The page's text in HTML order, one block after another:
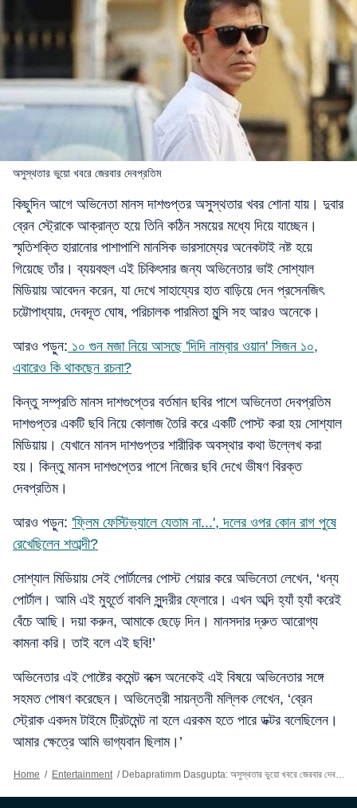
অসুস্থতার ভুয়ো খবরে জেরবার দেবপ্রতিম
কিছুদিন আগে অভিনেতা মানস দাশগুপ্তর অসুস্থতার খবর শোনা যায়। দুবার
ব্রেন স্ট্রোকে আক্রান্ত হয়ে তিনি কঠিন সময়ের মধ্যে দিয়ে যাচ্ছেন।
স্মৃতিশক্তি হারানোর পাশাপাশি মানসিক ভারসাম্যের অনেকটাই নষ্ট হয়ে
গিয়েছে তাঁর। ব্যয়বহুল এই চিকিৎসার জন্য অভিনেতার ভাই সোশ্যাল
মিডিয়ায় আবেদন করেন, যা দেখে সাহায্যের হাত বাড়িয়ে দেন প্রসেনজিৎ
চট্টোপাধ্যায়, দেবদূত ঘোষ, পরিচালক পারমিতা মুন্সি সহ আরও অনেকে।
আরও পড়ুন: ১০ গুন মজা নিয়ে আসছে 'দিদি নাম্বার ওয়ান' সিজন ১০,
এবারেও কি থাকছেন রচনা?
কিন্তু সম্প্রতি মানস দাশগুপ্তের বর্তমান ছবির পাশে অভিনেতা দেবপ্রতিম
দাশগুপ্তর একটি ছবি নিয়ে কোলাজ তৈরি করে একটি পোস্ট করা হয় সোশ্যাল
মিডিয়ায়। যেখানে মানস দাশগুপ্তর শারীরিক অবস্থার কথা উল্লেখ করা
হয়। কিন্তু মানস দাশগুপ্তের পাশে নিজের ছবি দেখে ভীষণ বিরক্ত
দেবপ্রতিম।
আরও পড়ুন: 'ফ্লিম ফেস্টিভ্যালে যেতাম না...', দলের ওপর কোন রাগ পুষে
রেখেছিলেন শতাব্দী?
সোশ্যাল মিডিয়ায় সেই পোর্টালের পোস্ট শেয়ার করে অভিনেতা লেখেন, ‘ধন্য
পোর্টাল। আমি এই মুহূর্তে বাবলি সুন্দরীর ফ্লোরে। এখন অব্দি হ্যাঁ হ্যাঁ করেই
বেঁচে আছি। দয়া করুন, আমাকে ছেড়ে দিন। মানসদার দ্রুত আরোগ্য
কামনা করি। তাই বলে এই ছবি!’
অভিনেতার এই পোষ্টের কমেন্ট বক্সে অনেকেই এই বিষয়ে অভিনেতার সঙ্গে
সহমত পোষণ করেছেন। অভিনেত্রী সায়ন্তনী মল্লিক লেখেন, ‘ব্রেন
স্ট্রোক একদম টাইমে ট্রিটমেন্ট না হলে এরকম হতে পারে ডক্টর বলেছিলেন।
আমার ক্ষেত্রে আমি ভাগ্যবান ছিলাম।’
Home / Entertainment / Debapratimm Dasgupta: অসুস্থতার ভুয়ো খবরে জেরবার দেবপ্রতিম, ক্ষোভ উগরে দিলেন সোশ্যাল মিডিয়ায়